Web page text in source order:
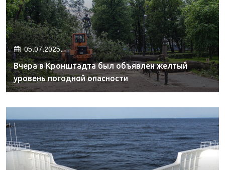
05.07.2025.
Вчера в Кронштадта был объявлен желтый
уровень погодной опасности